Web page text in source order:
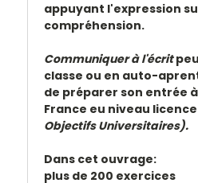
appuyant l'expression
compréhension.
Communiquer à l'écrit
classe ou en auto-
de préparer son entrée
France eu niveau licence
Objectifs Universitaires).
Dans cet ouvrage:
plus de 200 exercices